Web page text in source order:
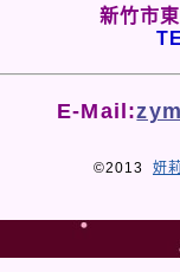
新竹市
E-Mail:
©2013 妍